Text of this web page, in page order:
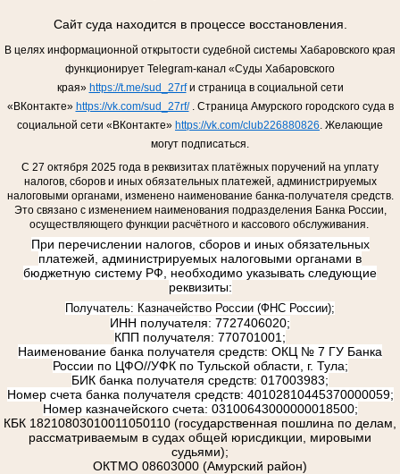
Сайт суда находится в процессе восстановления.
В целях информационной открытости судебной системы Хабаровского края
функционирует Telegram-канал «Суды Хабаровского
края» https://t.me/sud_27rfи страница в социальной сети
«ВКонтакте» https://vk.com/sud_27rf/. Страница Амурского городского суда в
социальной сети «ВКонтакте» https://vk.com/club226880826 Желающие
могут подписаться.
С 27 октября 2025 года в реквизитах платёжных поручений на уплату
налогов, сборов и иных обязательных платежей, администрируемых
налоговыми органами, изменено наименование банка-получателя средств.
Это связано с изменением наименования подразделения Банка России,
осуществляющего функции расчётного и кассового обслуживания.
При перечислении налогов, сборов и иных обязательных
платежей, администрируемых налоговыми органами в
бюджетную систему РФ, необходимо указывать следующие
реквизиты:
Получатель: Казначейство России (ФНС России);
ИНН получателя: 7727406020;
КПП получателя: 770701001;
Наименование банка получателя средств: ОКЦ № 7 ГУ Банка
России по ЦФО//УФК по Тульской области, г. Тула;
БИК банка получателя средств: 017003983;
Номер счета банка получателя средств: 40102810445370000059;
Номер казначейского счета: 03100643000000018500;
КБК 18210803010011050110 (государственная пошлина по делам,
рассматриваемым в судах общей юрисдикции, мировыми
судьями);
ОКТМО 08603000 (Амурский район)